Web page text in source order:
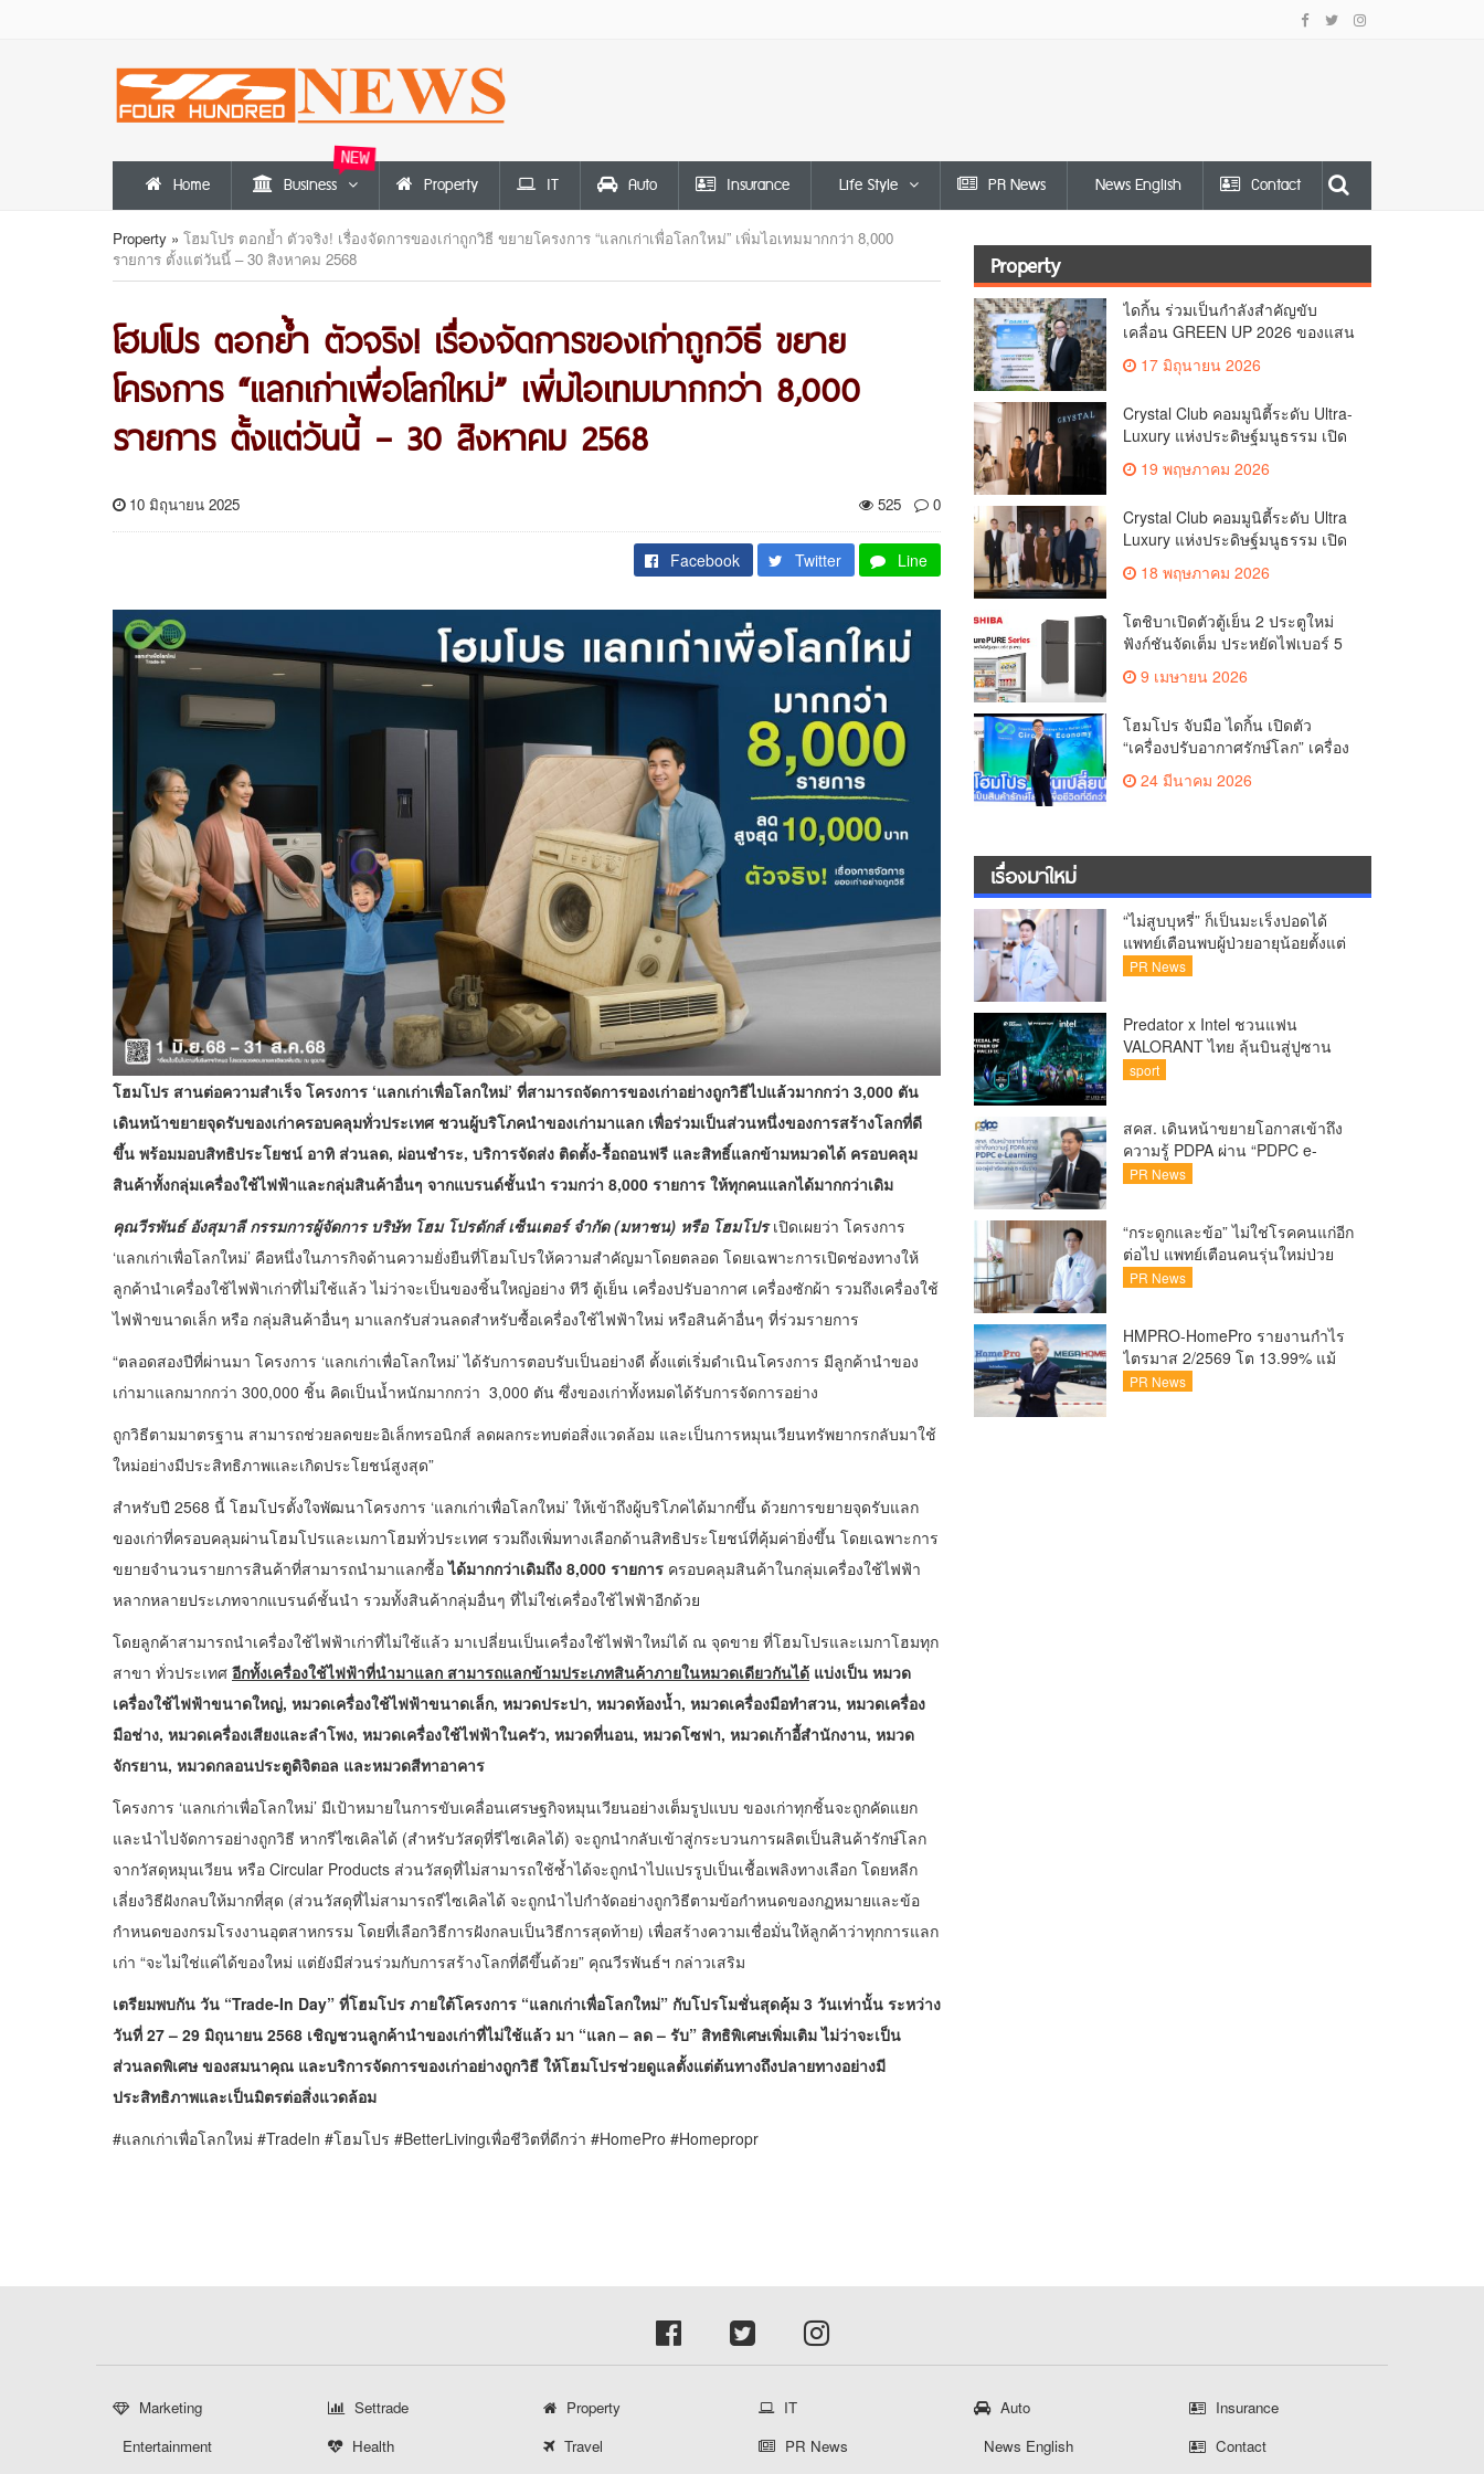
Home Business
NEW
Property IT Auto Insurance Life Style PR News News English Contact
Property » โฮมโปร ตอกย้ำ ตัวจริง! เรื่องจัดการของเก่าถูกวิธี ขยายโครงการ “แลกเก่าเพื่อโลกใหม่” เพิ่มไอเทมมากกว่า 8,000
รายการ ตั้งแต่วันนี้ – 30 สิงหาคม 2568
โฮมโปร ตอกย้ำ ตัวจริง! เรื่องจัดการของเก่าถูกวิธี ขยาย
โครงการ “แลกเก่าเพื่อโลกใหม่” เพิ่มไอเทมมากกว่า 8,000
รายการ ตั้งแต่วันนี้ – 30 สิงหาคม 2568
10 มิถุนายน 2025 525 0
Facebook Twitter Line
โฮมโปร สานต่อความสำเร็จ โครงการ ‘แลกเก่าเพื่อโลกใหม่’ ที่สามารถจัดการของเก่าอย่างถูกวิธีไปแล้วมากกว่า 3,000 ตัน
เดินหน้าขยายจุดรับของเก่าครอบคลุมทั่วประเทศ ชวนผู้บริโภคนำของเก่ามาแลก เพื่อร่วมเป็นส่วนหนึ่งของการสร้างโลกที่ดี
ขึ้น พร้อมมอบสิทธิประโยชน์ อาทิ ส่วนลด, ผ่อนชำระ, บริการจัดส่ง ติดตั้ง-รื้อถอนฟรี และสิทธิ์แลกข้ามหมวดได้ ครอบคลุม
สินค้าทั้งกลุ่มเครื่องใช้ไฟฟ้าและกลุ่มสินค้าอื่นๆ จากแบรนด์ชั้นนำ รวมกว่า 8,000 รายการ ให้ทุกคนแลกได้มากกว่าเดิม
คุณวีรพันธ์ อังสุมาลี กรรมการผู้จัดการ บริษัท โฮม โปรดักส์ เซ็นเตอร์ จำกัด (มหาชน) หรือ โฮมโปรเปิดเผยว่า โครงการ
‘แลกเก่าเพื่อโลกใหม่’ คือหนึ่งในภารกิจด้านความยั่งยืนที่โฮมโปรให้ความสำคัญมาโดยตลอด โดยเฉพาะการเปิดช่องทางให้
ลูกค้านำเครื่องใช้ไฟฟ้าเก่าที่ไม่ใช้แล้ว ไม่ว่าจะเป็นของชิ้นใหญ่อย่าง ทีวี ตู้เย็น เครื่องปรับอากาศ เครื่องซักผ้า รวมถึงเครื่องใช้
ไฟฟ้าขนาดเล็ก หรือ กลุ่มสินค้าอื่นๆ มาแลกรับส่วนลดสำหรับซื้อเครื่องใช้ไฟฟ้าใหม่ หรือสินค้าอื่นๆ ที่ร่วมรายการ
“ตลอดสองปีที่ผ่านมา โครงการ ‘แลกเก่าเพื่อโลกใหม่’ ได้รับการตอบรับเป็นอย่างดี ตั้งแต่เริ่มดำเนินโครงการ มีลูกค้านำของ
เก่ามาแลกมากกว่า 300,000 ชิ้น คิดเป็นน้ำหนักมากกว่า 3,000 ตัน ซึ่งของเก่าทั้งหมดได้รับการจัดการอย่าง
ถูกวิธีตามมาตรฐาน สามารถช่วยลดขยะอิเล็กทรอนิกส์ ลดผลกระทบต่อสิ่งแวดล้อม และเป็นการหมุนเวียนทรัพยากรกลับมาใช้
ใหม่อย่างมีประสิทธิภาพและเกิดประโยชน์สูงสุด”
สำหรับปี 2568 นี้ โฮมโปรตั้งใจพัฒนาโครงการ ‘แลกเก่าเพื่อโลกใหม่’ ให้เข้าถึงผู้บริโภคได้มากขึ้น ด้วยการขยายจุดรับแลก
ของเก่าที่ครอบคลุมผ่านโฮมโปรและเมกาโฮมทั่วประเทศ รวมถึงเพิ่มทางเลือกด้านสิทธิประโยชน์ที่คุ้มค่ายิ่งขึ้น โดยเฉพาะการ
ขยายจำนวนรายการสินค้าที่สามารถนำมาแลกซื้อได้มากกว่าเดิมถึง 8,000 รายการ ครอบคลุมสินค้าในกลุ่มเครื่องใช้ไฟฟ้า
หลากหลายประเภทจากแบรนด์ชั้นนำ รวมทั้งสินค้ากลุ่มอื่นๆ ที่ไม่ใช่เครื่องใช้ไฟฟ้าอีกด้วย
โดยลูกค้าสามารถนำเครื่องใช้ไฟฟ้าเก่าที่ไม่ใช้แล้ว มาเปลี่ยนเป็นเครื่องใช้ไฟฟ้าใหม่ได้ ณ จุดขาย ที่โฮมโปรและเมกาโฮมทุก
สาขา ทั่วประเทศ อีกทั้งเครื่องใช้ไฟฟ้าที่นำมาแลก สามารถแลกข้ามประเภทสินค้าภายในหมวดเดียวกันได้ แบ่งเป็น หมวด
เครื่องใช้ไฟฟ้าขนาดใหญ่, หมวดเครื่องใช้ไฟฟ้าขนาดเล็ก, หมวดประปา, หมวดห้องน้ำ, หมวดเครื่องมือทำสวน, หมวดเครื่อง
มือช่าง, หมวดเครื่องเสียงและลำโพง, หมวดเครื่องใช้ไฟฟ้าในครัว, หมวดที่นอน, หมวดโซฟา, หมวดเก้าอี้สำนักงาน, หมวด
จักรยาน, หมวดกลอนประตูดิจิตอล และหมวดสีทาอาคาร
โครงการ ‘แลกเก่าเพื่อโลกใหม่’ มีเป้าหมายในการขับเคลื่อนเศรษฐกิจหมุนเวียนอย่างเต็มรูปแบบ ของเก่าทุกชิ้นจะถูกคัดแยก
และนำไปจัดการอย่างถูกวิธี หากรีไซเคิลได้ (สำหรับวัสดุที่รีไซเคิลได้) จะถูกนำกลับเข้าสู่กระบวนการผลิตเป็นสินค้ารักษ์โลก
จากวัสดุหมุนเวียน หรือ Circular Products ส่วนวัสดุที่ไม่สามารถใช้ซ้ำได้จะถูกนำไปแปรรูปเป็นเชื้อเพลิงทางเลือก โดยหลีก
เลี่ยงวิธีฝังกลบให้มากที่สุด (ส่วนวัสดุที่ไม่สามารถรีไซเคิลได้ จะถูกนำไปกำจัดอย่างถูกวิธีตามข้อกำหนดของกฏหมายและข้อ
กำหนดของกรมโรงงานอุตสาหกรรม โดยที่เลือกวิธีการฝังกลบเป็นวิธีการสุดท้าย) เพื่อสร้างความเชื่อมั่นให้ลูกค้าว่าทุกการแลก
เก่า “จะไม่ใช่แค่ได้ของใหม่ แต่ยังมีส่วนร่วมกับการสร้างโลกที่ดีขึ้นด้วย” คุณวีรพันธ์ฯ กล่าวเสริม
เตรียมพบกัน วัน “Trade-In Day” ที่โฮมโปร ภายใต้โครงการ “แลกเก่าเพื่อโลกใหม่” กับโปรโมชั่นสุดคุ้ม 3 วันเท่านั้น ระหว่าง
วันที่ 27 – 29 มิถุนายน 2568 เชิญชวนลูกค้านำของเก่าที่ไม่ใช้แล้ว มา “แลก – ลด – รับ” สิทธิพิเศษเพิ่มเติม ไม่ว่าจะเป็น
ส่วนลดพิเศษ ของสมนาคุณ และบริการจัดการของเก่าอย่างถูกวิธี ให้โฮมโปรช่วยดูแลตั้งแต่ต้นทางถึงปลายทางอย่างมี
ประสิทธิภาพและเป็นมิตรต่อสิ่งแวดล้อม
#แลกเก่าเพื่อโลกใหม่ #TradeIn #โฮมโปร #BetterLivingเพื่อชีวิตที่ดีกว่า #HomePro #Homepropr
Property
ไดกิ้น ร่วมเป็นกำลังสำคัญขับ
เคลื่อน GREEN UP 2026 ของแสน
สิริ ปักธงลดคาร์บอนในภาคอาคาร
เดินหน้าเทคโนโลยีสีเขียว–
เศรษฐกิจหมุนเวียนพร้อมปั้น “คน”
ขับเคลื่อนทั้งอุตสาหกรรมสู่เป้า
หมายคาร์บอนต่ำ
17 มิถุนายน 2026
Crystal Club คอมมูนิตี้ระดับ Ultra-
Luxury แห่งประดิษฐ์มนูธรรม เปิด
บทใหม่ของ Crystal Solana ผ่าน
ค่ำคืน A Curated Dinner
Experience for Living Well
19 พฤษภาคม 2026
Crystal Club คอมมูนิตี้ระดับ Ultra
Luxury แห่งประดิษฐ์มนูธรรม เปิด
บทใหม่ของ Crystal Solana ผ่าน
ค่ำคืน A Curated Dinner
18 พฤษภาคม 2026
โตชิบาเปิดตัวตู้เย็น 2 ประตูใหม่
ฟังก์ชันจัดเต็ม ประหยัดไฟเบอร์ 5
สูงสุด 5 ดาว
9 เมษายน 2026
โฮมโปร จับมือ ไดกิ้น เปิดตัว
“เครื่องปรับอากาศรักษ์โลก” เครื่อง
แรกในไทย ยกระดับ Closed-Loop
Circular Products เปลี่ยนของเก่าสู่
24 มีนาคม 2026
เรื่องมาใหม่
“ไม่สูบบุหรี่” ก็เป็นมะเร็งปอดได้
แพทย์เตือนพบผู้ป่วยอายุน้อยตั้งแต่
วัย 35 ปีเพิ่มขึ้นคนไทยกว่า 70%
PR News
Predator x Intel ชวนแฟน
VALORANT ไทย ลุ้นบินสู่ปูซาน
เชียร์ศึก VCT Pacific Finals Busan
สู่ปูซาน แบบติดขอบสนาม พร้อม
กิจกรรมสุดพิเศษตลอดทัวร์นาเมนต์
sport
สคส. เดินหน้าขยายโอกาสเข้าถึง
ความรู้ PDPA ผ่าน “PDPC e-
Learning” เรียนฟรี ทุกที่ ทุกเวลา
ปลอดภัย เผยยอดผู้เข้าเรียนล่าสุด
ทะลุ 8 หมื่นรายแล้ว
PR News
“กระดูกและข้อ” ไม่ใช่โรคคนแก่อีก
ต่อไป แพทย์เตือนคนรุ่นใหม่ป่วย
เพิ่ม 20-30% เสี่ยง ‘ข้อเข่าเสื่อม
PR News
HMPRO-HomePro รายงานกำไร
ไตรมาส 2/2569 โต 13.99% แม้
เศรษฐกิจผันผวนเดินหน้าขยาย
PR News
Marketing Settrade Property IT Auto
Insurance
Entertainment
Health Travel PR News News English Contact